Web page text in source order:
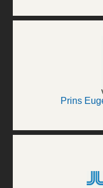
Prins